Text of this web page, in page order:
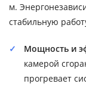
м.
стабильную
Мощность и
камерой
прогревает